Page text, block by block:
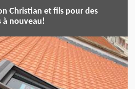
Christian et fils pour des
à nouveau!